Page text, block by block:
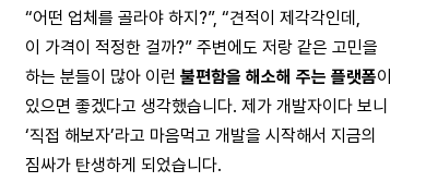
“어떤 업체를 골라야 하지?”, “견적이 제각각인데,
이 가격이 적정한 걸까?” 주변에도 저랑 같은 고민을
하는 분들이 많아 이런 불편함을 해소해 주는 플랫폼이
있으면 좋겠다고 생각했습니다. 제가 개발자이다 보니
‘직접 해보자’라고 마음먹고 개발을 시작해서 지금의
짐싸가 탄생하게 되었습니다.